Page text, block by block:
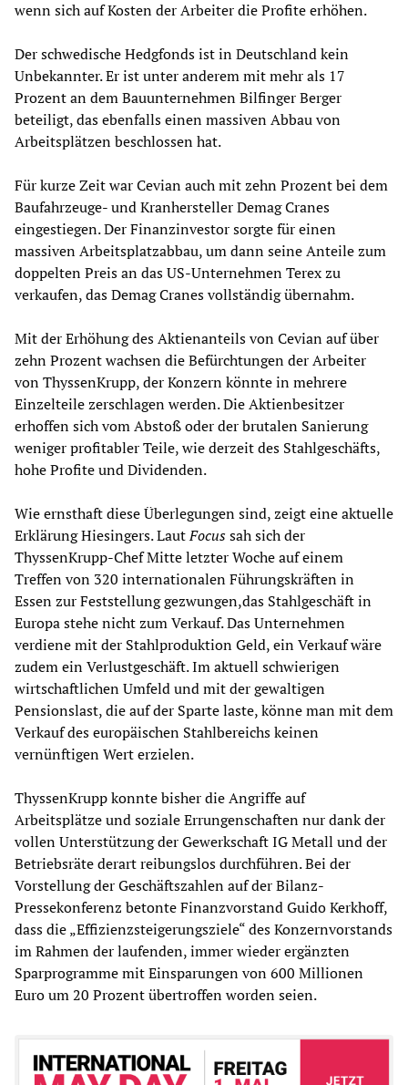
wenn sich auf Kosten der Arbeiter die Profite erhöhen.
Der schwedische Hedgfonds ist in Deutschland kein
Unbekannter. Er ist unter anderem mit mehr als 17
Prozent an dem Bauunternehmen Bilfinger Berger
beteiligt, das ebenfalls einen massiven Abbau von
Arbeitsplätzen beschlossen hat.
Für kurze Zeit war Cevian auch mit zehn Prozent bei dem
Baufahrzeuge- und Kranhersteller Demag Cranes
eingestiegen. Der Finanzinvestor sorgte für einen
massiven Arbeitsplatzabbau, um dann seine Anteile zum
doppelten Preis an das US-Unternehmen Terex zu
verkaufen, das Demag Cranes vollständig übernahm.
Mit der Erhöhung des Aktienanteils von Cevian auf über
zehn Prozent wachsen die Befürchtungen der Arbeiter
von ThyssenKrupp, der Konzern könnte in mehrere
Einzelteile zerschlagen werden. Die Aktienbesitzer
erhoffen sich vom Abstoß oder der brutalen Sanierung
weniger profitabler Teile, wie derzeit des Stahlgeschäfts,
hohe Profite und Dividenden.
Wie ernsthaft diese Überlegungen sind, zeigt eine aktuelle
Erklärung Hiesingers. LautFocussah sich der
ThyssenKrupp-Chef Mitte letzter Woche auf einem
Treffen von 320 internationalen Führungskräften in
Essen zur Feststellung gezwungen,das Stahlgeschäft in
Europa stehe nicht zum Verkauf. Das Unternehmen
verdiene mit der Stahlproduktion Geld, ein Verkauf wäre
zudem ein Verlustgeschäft. Im aktuell schwierigen
wirtschaftlichen Umfeld und mit der gewaltigen
Pensionslast, die auf der Sparte laste, könne man mit dem
Verkauf des europäischen Stahlbereichs keinen
vernünftigen Wert erzielen.
ThyssenKrupp konnte bisher die Angriffe auf
Arbeitsplätze und soziale Errungenschaften nur dank der
vollen Unterstützung der Gewerkschaft IG Metall und der
Betriebsräte derart reibungslos durchführen. Bei der
Vorstellung der Geschäftszahlen auf der Bilanz-
Pressekonferenz betonte Finanzvorstand Guido Kerkhoff,
dass die „Effizienzsteigerungsziele“ des Konzernvorstands
im Rahmen der laufenden, immer wieder ergänzten
Sparprogramme mit Einsparungen von 600 Millionen
Euro um 20 Prozent übertroffen worden seien.